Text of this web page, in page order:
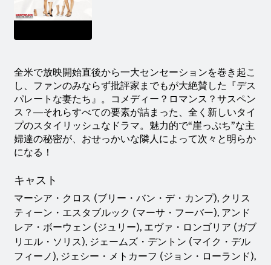
全米で放映開始直後から一大センセーションを巻き起こ
し、ファンのみならず批評家までもが大絶賛した『デス
パレートな妻たち』。コメディー？ロマンス？サスペン
ス？―それらすべての要素が詰まった、全く新しいタイ
プのスタイリッシュなドラマ。魅力的で“崖っぷち”な主
婦達の秘密が、おせっかいな隣人によって次々と明らか
になる！
キャスト
マーシア・クロス (ブリー・バン・デ・カンプ), クリス
ティーン・エスタブルック (マーサ・フーバー), アンド
レア・ボーウェン (ジュリー), エヴァ・ロンゴリア (ガブ
リエル・ソリス), ジェームズ・デントン (マイク・デル
フィーノ), ジェシー・メトカーフ (ジョン・ローランド),